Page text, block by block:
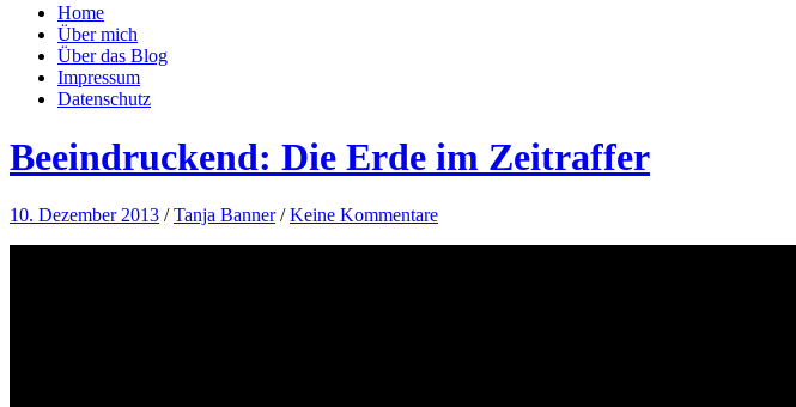
Home
Über mich
Über das Blog
Impressum
Datenschutz
Beeindruckend: Die Erde im Zeitraffer
10. Dezember 2013 /Tanja Banner /Keine Kommentare